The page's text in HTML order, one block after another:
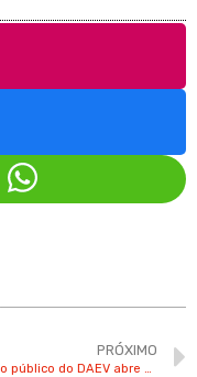
PRÓXIMO
Concurso público do DAEV abre 31 vagas em Valinhos